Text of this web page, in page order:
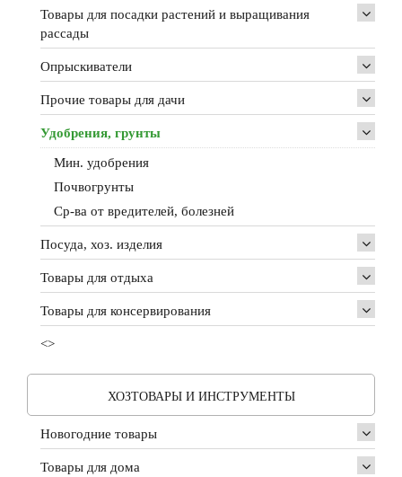
Товары для посадки растений и выращивания
рассады
Опрыскиватели
Прочие товары для дачи
Удобрения, грунты
Мин. удобрения
Почвогрунты
Ср-ва от вредителей, болезней
Посуда, хоз. изделия
Товары для отдыха
Товары для консервирования
<>
ХОЗТОВАРЫ И ИНСТРУМЕНТЫ
Новогодние товары
Товары для дома